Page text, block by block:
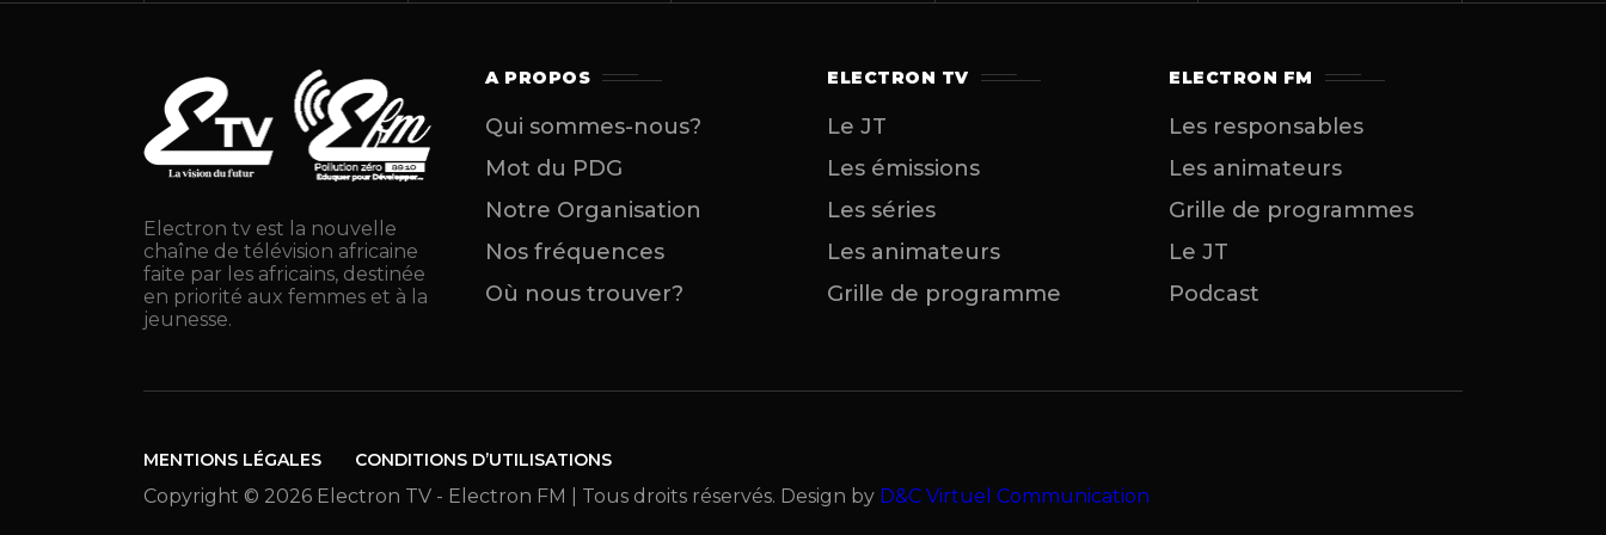
Electron tv est la nouvelle
chaîne de télévision africaine
faite par les africains, destinée
en priorité aux femmes et à la
jeunesse.
A PROPOS
Qui sommes-nous?
Mot du PDG
Notre Organisation
Nos fréquences
Où nous trouver?
ELECTRON TV
Le JT
Les émissions
Les séries
Les animateurs
Grille de programme
ELECTRON FM
Les responsables
Les animateurs
Grille de programmes
Le JT
Podcast
MENTIONS LÉGALES CONDITIONS D’UTILISATIONS
Copyright © 2026 Electron TV - Electron FM | Tous droits réservés. Design by D&C Virtuel Communication